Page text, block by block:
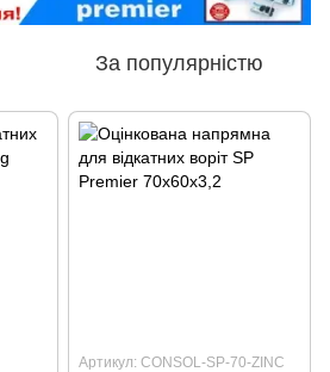
За популярністю
Артикул: CONSOL-SP-70-ZINC